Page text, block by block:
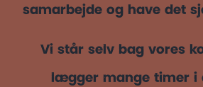
samarbejde og have det
Vi står selv bag vores
lægger mange timer i